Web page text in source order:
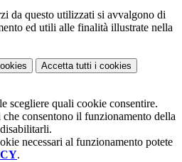
da questo utilizzati si avvalgono di
ed utili alle finalità illustrate nella
Accetta tutti i cookies
scegliere quali cookie consentire.
consentono il funzionamento della
necessari al funzionamento potete
.